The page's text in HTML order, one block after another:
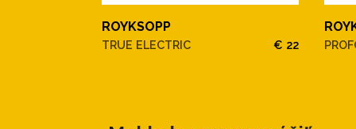
8. Back Then, Back When
9. Waking Up From A
10. Slow Fade / R
ROYKSOPP
TRUE ELECTRIC € 22